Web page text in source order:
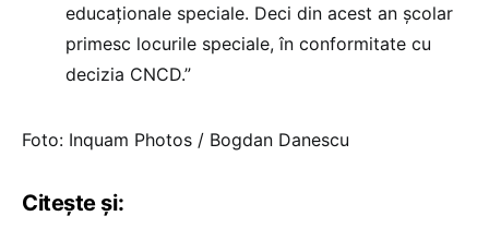
educaționale speciale. Deci din acest an școlar
primesc locurile speciale, în conformitate cu
decizia CNCD.”
Foto: Inquam Photos / Bogdan Danescu
Citește și: